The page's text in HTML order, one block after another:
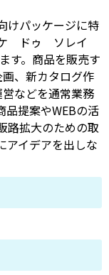
けパッケージに特
ケ ドゥ ソレイ
す。商品を販売す
、新カタログ作
などを通常業務
品提案やWEBの活
路拡大のための取
アイデアを出しな